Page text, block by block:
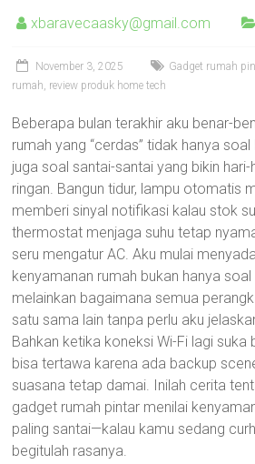
xbaravecaasky@gmail.com
November 3, 2025
Gadget rumah
rumah, review produk home tech
Beberapa bulan terakhir aku benar-
rumah yang “cerdas” tidak hanya
juga soal santai-santai yang bikin
ringan. Bangun tidur, lampu otomatis
memberi sinyal notifikasi kalau stok
thermostat menjaga suhu tetap
seru mengatur AC. Aku mulai
kenyamanan rumah bukan hanya
melainkan bagaimana semua
satu sama lain tanpa perlu aku
Bahkan ketika koneksi Wi-Fi lagi suka
bisa tertawa karena ada backup
suasana tetap damai. Inilah cerita
gadget rumah pintar menilai
paling santai—kalau kamu sedang
begitulah rasanya.